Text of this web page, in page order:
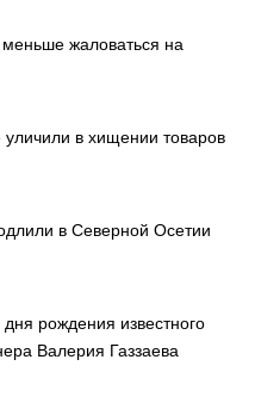
жаловаться на
в хищении товаров
в Северной Осетии
рождения известного
Валерия Газзаева